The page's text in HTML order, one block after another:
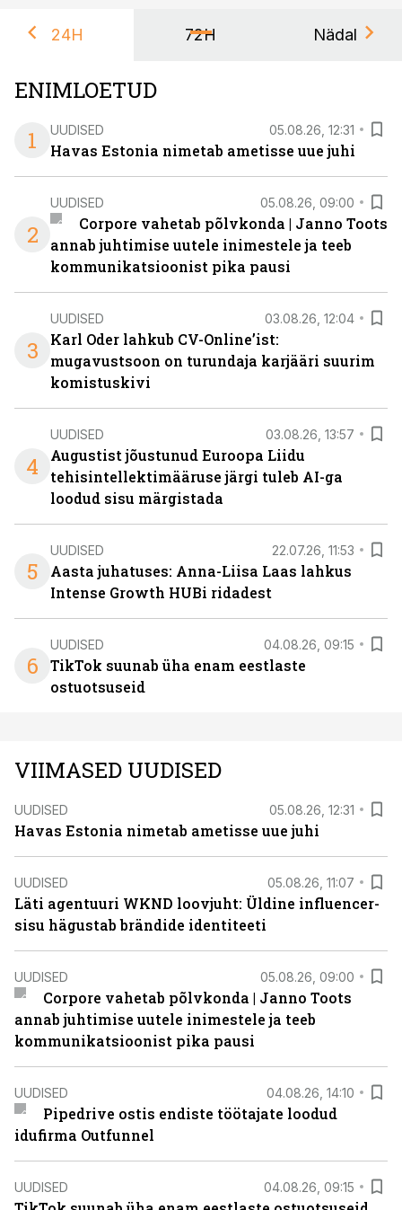
24H 72H Nädal
ENIMLOETUD
1
UUDISED 05.08.26, 12:31
Havas Estonia nimetab ametisse uue juhi
2
UUDISED 05.08.26, 09:00
Corpore vahetab põlvkonda | Janno Toots
annab juhtimise uutele inimestele ja teeb
kommunikatsioonist pika pausi
3
UUDISED 03.08.26, 12:04
Karl Oder lahkub CV-Online’ist:
mugavustsoon on turundaja karjääri suurim
komistuskivi
4
UUDISED 03.08.26, 13:57
Augustist jõustunud Euroopa Liidu
tehisintellektimääruse järgi tuleb AI-ga
loodud sisu märgistada
5
UUDISED 22.07.26, 11:53
Aasta juhatuses: Anna-Liisa Laas lahkus
Intense Growth HUBi ridadest
6
UUDISED 04.08.26, 09:15
TikTok suunab üha enam eestlaste
ostuotsuseid
VIIMASED UUDISED
UUDISED 05.08.26, 12:31
Havas Estonia nimetab ametisse uue juhi
UUDISED 05.08.26, 11:07
Läti agentuuri WKND loovjuht: Üldine influencer-
sisu hägustab brändide identiteeti
UUDISED 05.08.26, 09:00
Corpore vahetab põlvkonda | Janno Toots
annab juhtimise uutele inimestele ja teeb
kommunikatsioonist pika pausi
UUDISED 04.08.26, 14:10
Pipedrive ostis endiste töötajate loodud
idufirma Outfunnel
UUDISED 04.08.26, 09:15